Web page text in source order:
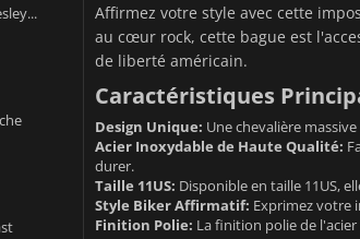
Affirmez votre style avec cette
au cœur rock, cette bague est
de liberté américain.
Caractéristiques
Design Unique: Une chevalière
Acier Inoxydable de Haute Qualité:
durer.
Taille 11US: Disponible en taille 11US,
Style Biker Affirmatif: Exprimez votre
Finition Polie: La finition polie de